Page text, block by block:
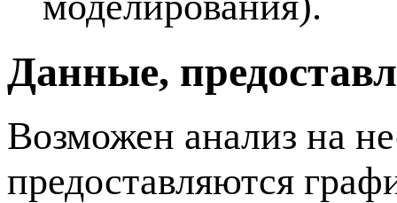
Данные,
Возможен анализ на
предоставляются